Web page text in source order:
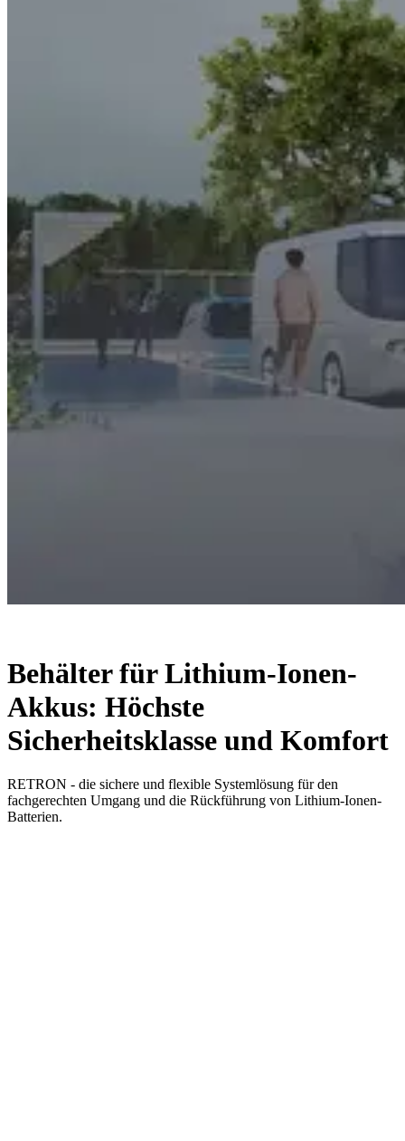
Behälter für Lithium-Ionen-
Akkus: Höchste
Sicherheitsklasse und Komfort
RETRON - die sichere und flexible Systemlösung für den
fachgerechten Umgang und die Rückführung von Lithium-Ionen-
Batterien.